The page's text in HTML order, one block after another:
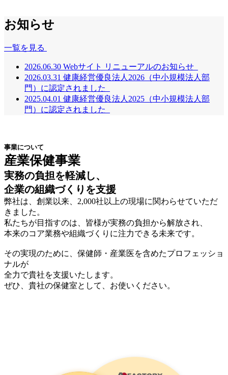
お知らせ
一覧を見る
2026.06.30 Webサイト リニューアルのお知らせ
2026.03.31 健康経営優良法人2026（中小規模法人部
門）に認定されました
2025.04.01 健康経営優良法人2025（中小規模法人部
門）に認定されました
事業について
産業保健事業
実務の負担を軽減し、
企業の組織づくりを支援
弊社は、創業以来、2,000社以上の現場に関わらせていただ
きました。
私たちが目指すのは、皆様が実務の負担から解放され、
本来のコア業務や組織づくりに注力できる未来です。
その実現のために、保健師・産業医を含めたプロフェッショ
ナルが
全力で貴社を支援いたします。
ぜひ、貴社の保健室として、お使いください。